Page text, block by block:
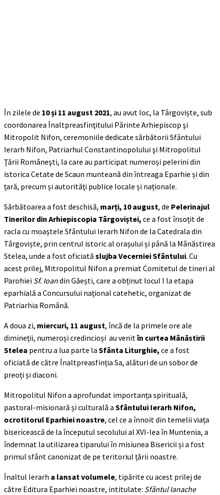
În zilele de 10 și 11 august 2021, au avut loc, la Târgoviște, sub
coordonarea Înaltpreasfinţitului Părinte Arhiepiscop şi
Mitropolit Nifon, ceremoniile dedicate sărbătorii Sfântului
Ierarh Nifon, Patriarhul Constantinopolului şi Mitropolitul
Ţării Româneşti, la care au participat numeroși pelerini din
istorica Cetate de Scaun munteană din întreaga Eparhie și din
țară, precum și autorităţi publice locale și naționale.
Sărbătoarea a fost deschisă, marți, 10 august, de Pelerinajul
Tinerilor din Arhiepiscopia Târgoviștei, ce a fost însoțit de
racla cu moaștele Sfântului Ierarh Nifon de la Catedrala din
Târgoviște, prin centrul istoric al orașului și până la Mânăstirea
Stelea, unde a fost oficiată slujba Vecerniei Sfântului. Cu
acest prilej, Mitropolitul Nifon a premiat Comitetul de tineri al
Parohiei Sf. Ioandin Găești, care a obținut locul I la etapa
eparhială a Concursului național catehetic, organizat de
Patriarhia Română.
A doua zi, miercuri, 11 august, încă de la primele ore ale
dimineții, numeroși credincioși au venitîn curtea Mânăstirii
Stelea pentru a lua parte la Sfânta Liturghie, ce a fost
oficiată de către Înaltpreasfinția Sa, alături de un sobor de
preoți și diaconi.
Mitropolitul Nifon a aprofundat importanța spirituală,
pastoral-misionară și culturală a Sfântului Ierarh Nifon,
ocrotitorul Eparhiei noastre, cel ce a înnoit din temelii viața
bisericească de la începutul secolului al XVI-lea în Muntenia, a
îndemnat la utilizarea tiparului în misiunea Bisericii și a fost
primul sfânt canonizat de pe teritoriul țării noastre.
Înaltul Ierarh a lansat volumele, tipărite cu acest prilej de
către Editura Eparhiei noastre, intitulate: Sfântul Ianache